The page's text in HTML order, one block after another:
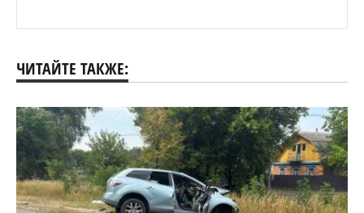
ЧИТАЙТЕ ТАКЖЕ: